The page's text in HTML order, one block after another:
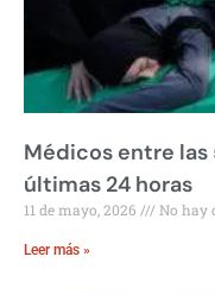
Médicos entre las
últimas 24 horas
11 de mayo, 2026 No hay
Leer más »